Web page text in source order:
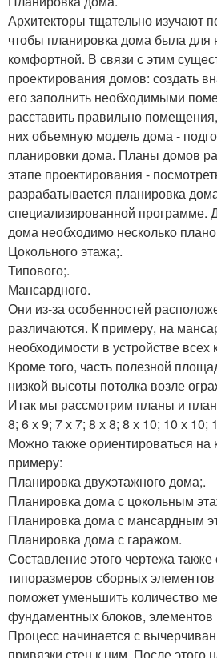
Архитекторы тщательно изучают
чтобы планировка дома была для
комфортной. В связи с этим
проектирования домов: создать
его заполнить необходимыми
расставить правильно
них объемную модель дома -
планировки дома. Планы домов
этапе проектирования -
разрабатывается планировка
специализированной программе.
дома необходимо несколько
Цокольного этажа;.
Типового;.
Мансардного.
Они из-за особенностей
различаются. К примеру, на
необходимости в устройстве всех
Кроме того, часть полезной
низкой высоты потолка возле
Итак мы рассмотрим планы и
8; 6 х 9; 7 х 7; 8 х 8; 8 х 10; 10 х 10;
Можно также ориентироваться
примеру:
Планировка двухэтажного дома;.
Планировка дома с цокольным
Планировка дома с мансардным
Планировка дома с гаражом.
Составление этого чертежа также
типоразмеров сборных элементов
поможет уменьшить количество
фундаментных блоков, элементов
Процесс начинается с
привязки стен к ним. После этого